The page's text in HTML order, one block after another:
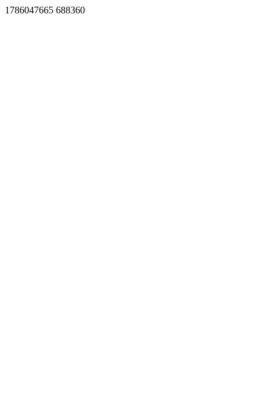
1786047665 688360